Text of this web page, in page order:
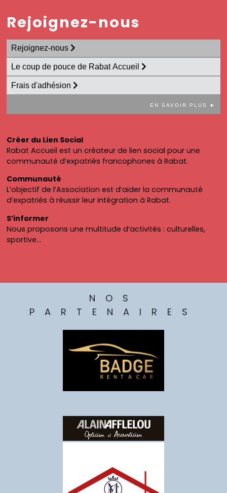
Rejoignez-nous
Rejoignez-nous
Le coup de pouce de Rabat Accueil
Frais d'adhésion
EN SAVOIR PLUS ►
Créer du Lien Social
Rabat Accueil est un créateur de lien social pour une
communauté d’expatriés francophones à Rabat.
Communauté
L’objectif de l’Association est d’aider la communauté
d’expatriés à réussir leur intégration à Rabat.
S’informer
Nous proposons une multitude d’activités : culturelles,
sportive…
NOS
PARTENAIRES